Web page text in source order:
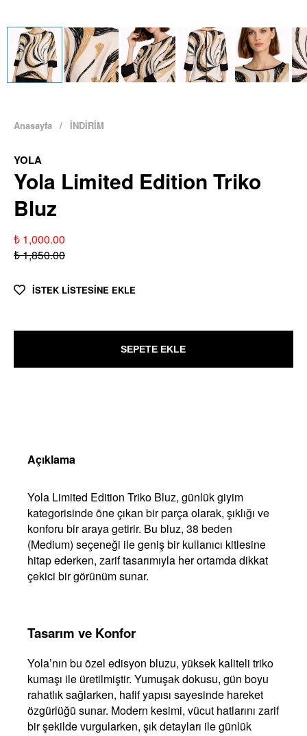
Anasayfa / İNDİRİM
YOLA
Yola Limited Edition Triko
Bluz
₺ 1,000.00
₺ 1,850.00
İSTEK LİSTESİNE EKLE
SEPETE EKLE
Açıklama
Yola Limited Edition Triko Bluz, günlük giyim
kategorisinde öne çıkan bir parça olarak, şıklığı ve
konforu bir araya getirir. Bu bluz, 38 beden
(Medium) seçeneği ile geniş bir kullanıcı kitlesine
hitap ederken, zarif tasarımıyla her ortamda dikkat
çekici bir görünüm sunar.
Tasarım ve Konfor
Yola’nın bu özel edisyon bluzu, yüksek kaliteli triko
kumaşı ile üretilmiştir. Yumuşak dokusu, gün boyu
rahatlık sağlarken, hafif yapısı sayesinde hareket
özgürlüğü sunar. Modern kesimi, vücut hatlarını zarif
bir şekilde vurgularken, şık detayları ile günlük